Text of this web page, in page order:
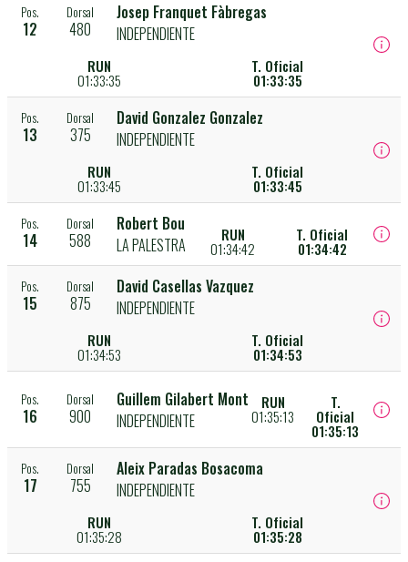
Pos.
12
Dorsal
480
Josep Franquet Fàbregas
INDEPENDIENTE
RUN
01:33:35
T. Oficial
01:33:35
Pos.
13
Dorsal
375
David Gonzalez Gonzalez
INDEPENDIENTE
RUN
01:33:45
T. Oficial
01:33:45
Pos.
14
Dorsal
588
Robert Bou
LA PALESTRA
RUN
01:34:42
T. Oficial
01:34:42
Pos.
15
Dorsal
875
David Casellas Vazquez
INDEPENDIENTE
RUN
01:34:53
T. Oficial
01:34:53
Pos.
16
Dorsal
900
Guillem Gilabert Mont
INDEPENDIENTE
RUN
01:35:13
T.
Oficial
01:35:13
Pos.
17
Dorsal
755
Aleix Paradas Bosacoma
INDEPENDIENTE
RUN
01:35:28
T. Oficial
01:35:28